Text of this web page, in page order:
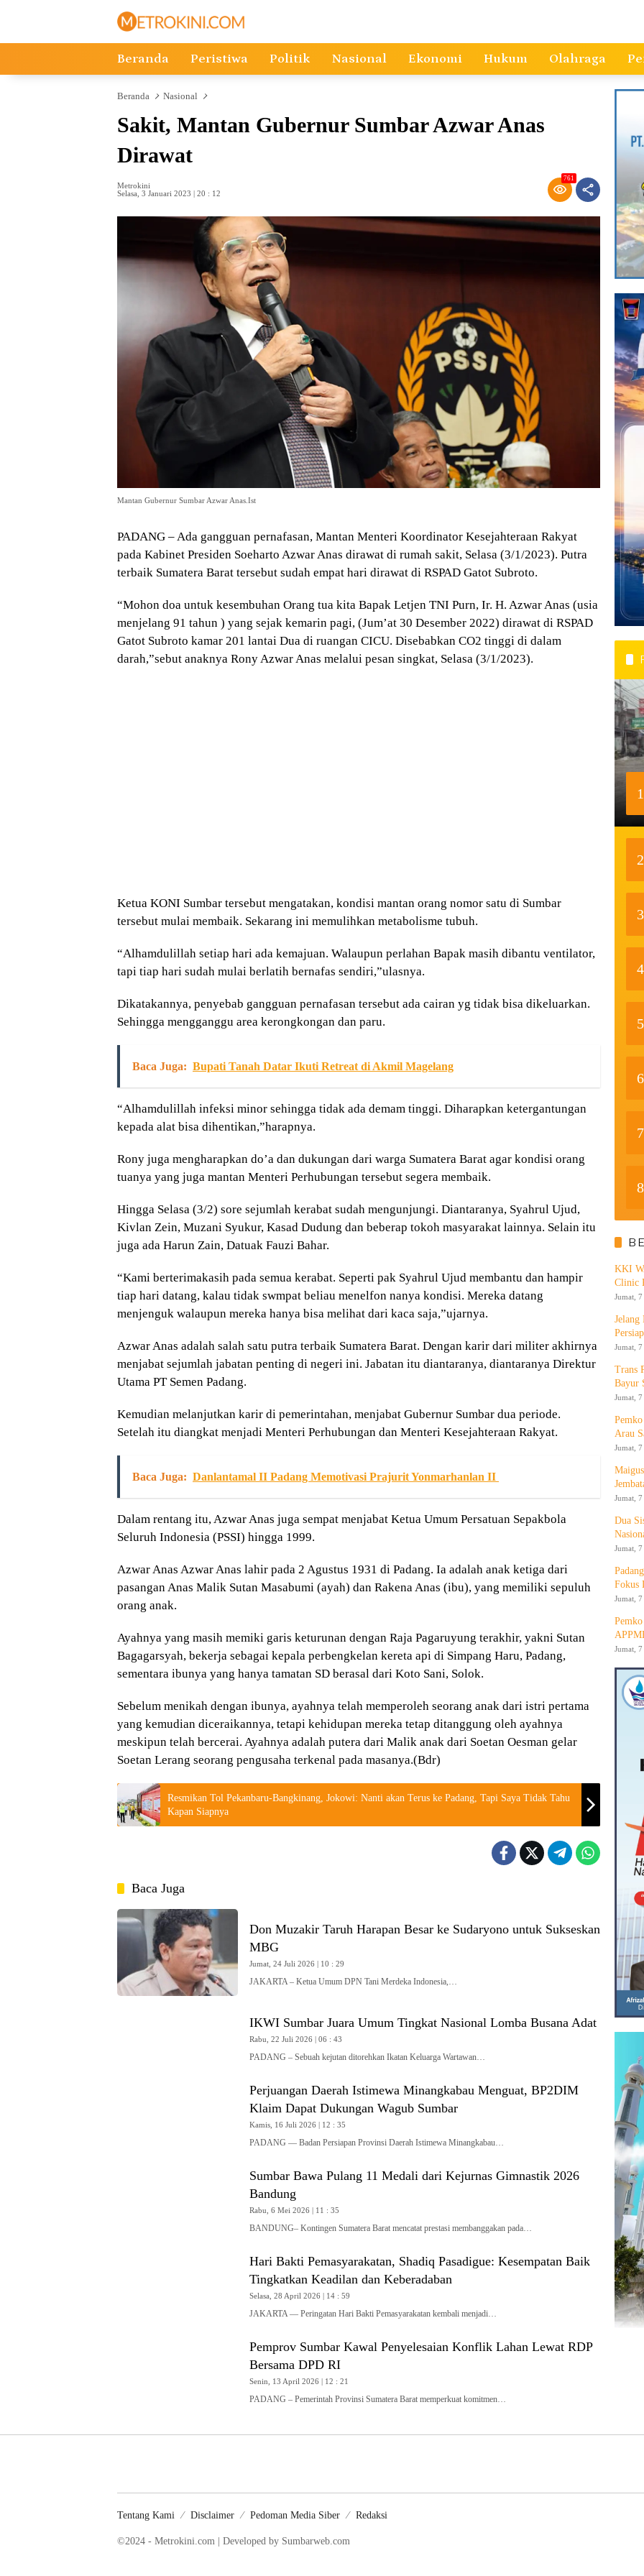
Beranda Peristiwa Politik Nasional Ekonomi Hukum Olahraga
Beranda Nasional
Sakit, Mantan Gubernur Sumbar Azwar Anas
Dirawat
Metrokini
Selasa, 3 Januari 2023 | 20 : 12
761
Mantan Gubernur Sumbar Azwar Anas.Ist
PADANG – Ada gangguan pernafasan, Mantan Menteri Koordinator Kesejahteraan Rakyat
pada Kabinet Presiden Soeharto Azwar Anas dirawat di rumah sakit, Selasa (3/1/2023). Putra
terbaik Sumatera Barat tersebut sudah empat hari dirawat di RSPAD Gatot Subroto.
“Mohon doa untuk kesembuhan Orang tua kita Bapak Letjen TNI Purn, Ir. H. Azwar Anas (usia
menjelang 91 tahun ) yang sejak kemarin pagi, (Jum’at 30 Desember 2022) dirawat di RSPAD
Gatot Subroto kamar 201 lantai Dua di ruangan CICU. Disebabkan CO2 tinggi di dalam
darah,”sebut anaknya Rony Azwar Anas melalui pesan singkat, Selasa (3/1/2023).
Ketua KONI Sumbar tersebut mengatakan, kondisi mantan orang nomor satu di Sumbar
tersebut mulai membaik. Sekarang ini memulihkan metabolisme tubuh.
“Alhamdulillah setiap hari ada kemajuan. Walaupun perlahan Bapak masih dibantu ventilator,
tapi tiap hari sudah mulai berlatih bernafas sendiri,”ulasnya.
Dikatakannya, penyebab gangguan pernafasan tersebut ada cairan yg tidak bisa dikeluarkan.
Sehingga mengganggu area kerongkongan dan paru.
Baca Juga: Bupati Tanah Datar Ikuti Retreat di Akmil Magelang
“Alhamdulillah infeksi minor sehingga tidak ada demam tinggi. Diharapkan ketergantungan
kepada alat bisa dihentikan,”harapnya.
Rony juga mengharapkan do’a dan dukungan dari warga Sumatera Barat agar kondisi orang
tuanya yang juga mantan Menteri Perhubungan tersebut segera membaik.
Hingga Selasa (3/2) sore sejumlah kerabat sudah mengunjungi. Diantaranya, Syahrul Ujud,
Kivlan Zein, Muzani Syukur, Kasad Dudung dan beberap tokoh masyarakat lainnya. Selain itu
juga ada Harun Zain, Datuak Fauzi Bahar.
“Kami berterimakasih pada semua kerabat. Seperti pak Syahrul Ujud membantu dan hampir
tiap hari datang, kalau tidak swmpat beliau menelfon nanya kondisi. Mereka datang
menjenguk walaupun mereka hanya bisa melihat dari kaca saja,”ujarnya.
Azwar Anas adalah salah satu putra terbaik Sumatera Barat. Dengan karir dari militer akhirnya
menjabat sejumlah jabatan penting di negeri ini. Jabatan itu diantaranya, diantaranya Direktur
Utama PT Semen Padang.
Kemudian melanjutkan karir di pemerintahan, menjabat Gubernur Sumbar dua periode.
Setelah itu diangkat menjadi Menteri Perhubungan dan Menteri Kesejahteraan Rakyat.
Baca Juga: Danlantamal II Padang Memotivasi Prajurit Yonmarhanlan II
Dalam rentang itu, Azwar Anas juga sempat menjabat Ketua Umum Persatuan Sepakbola
Seluruh Indonesia (PSSI) hingga 1999.
Azwar Anas Azwar Anas lahir pada 2 Agustus 1931 di Padang. Ia adalah anak ketiga dari
pasangan Anas Malik Sutan Masabumi (ayah) dan Rakena Anas (ibu), yang memiliki sepuluh
orang anak.
Ayahnya yang masih memiki garis keturunan dengan Raja Pagaruyung terakhir, yakni Sutan
Bagagarsyah, bekerja sebagai kepala perbengkelan kereta api di Simpang Haru, Padang,
sementara ibunya yang hanya tamatan SD berasal dari Koto Sani, Solok.
Sebelum menikah dengan ibunya, ayahnya telah memperoleh seorang anak dari istri pertama
yang kemudian diceraikannya, tetapi kehidupan mereka tetap ditanggung oleh ayahnya
meskipun telah bercerai. Ayahnya adalah putera dari Malik anak dari Soetan Oesman gelar
Soetan Lerang seorang pengusaha terkenal pada masanya.(Bdr)
Resmikan Tol Pekanbaru-Bangkinang, Jokowi: Nanti akan Terus ke Padang, Tapi Saya Tidak Tahu
Kapan Siapnya
Baca Juga
Don Muzakir Taruh Harapan Besar ke Sudaryono untuk Sukseskan
MBG
Jumat, 24 Juli 2026 | 10 : 29
JAKARTA – Ketua Umum DPN Tani Merdeka Indonesia,…
IKWI Sumbar Juara Umum Tingkat Nasional Lomba Busana Adat
Rabu, 22 Juli 2026 | 06 : 43
PADANG – Sebuah kejutan ditorehkan Ikatan Keluarga Wartawan…
Perjuangan Daerah Istimewa Minangkabau Menguat, BP2DIM
Klaim Dapat Dukungan Wagub Sumbar
Kamis, 16 Juli 2026 | 12 : 35
PADANG — Badan Persiapan Provinsi Daerah Istimewa Minangkabau…
Sumbar Bawa Pulang 11 Medali dari Kejurnas Gimnastik 2026
Bandung
Rabu, 6 Mei 2026 | 11 : 35
BANDUNG– Kontingen Sumatera Barat mencatat prestasi membanggakan pada…
Hari Bakti Pemasyarakatan, Shadiq Pasadigue: Kesempatan Baik
Tingkatkan Keadilan dan Keberadaban
Selasa, 28 April 2026 | 14 : 59
JAKARTA — Peringatan Hari Bakti Pemasyarakatan kembali menjadi…
Pemprov Sumbar Kawal Penyelesaian Konflik Lahan Lewat RDP
Bersama DPD RI
Senin, 13 April 2026 | 12 : 21
PADANG – Pemerintah Provinsi Sumatera Barat memperkuat komitmen…
1
2
3
4
5
6
7
8
KKI
Clinic
Jumat,
Jelang
Jumat,
Trans
Bayur
Jumat,
Arau
Jumat,
Jumat,
Dua
Jumat,
Fokus
Jumat,
Jumat,
Tentang Kami Disclaimer Pedoman Media Siber Redaksi
©2024 - Metrokini.com | Developed by Sumbarweb.com